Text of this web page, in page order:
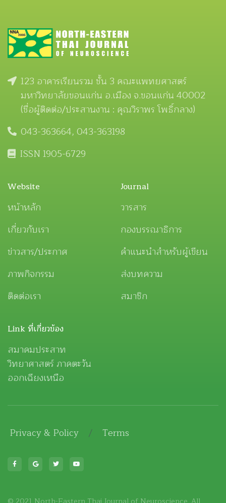
123 อาคารเรียนรวม ชั้น 3 คณะแพทยศาสตร์
มหาวิทยาลัยขอนแก่น อ.เมือง จ.ขอนแก่น 40002
(ชื่อผู้ติดต่อ/ประสานงาน : คุณวิราพร โพธิ์กลาง)
043-363664, 043-363198
ISSN 1905-6729
Website
หน้าหลัก
เกี่ยวกับเรา
ข่าวสาร/ประกาศ
ภาพกิจกรรม
ติดต่อเรา
Journal
วารสาร
กองบรรณาธิการ
คำแนะนำสำหรับผู้เขียน
ส่งบทความ
สมาชิก
Link ที่เกี่ยวข้อง
สมาคมประสาท
วิทยาศาสตร์ ภาคตะวัน
ออกเฉียงเหนือ
Privacy & Policy / Terms